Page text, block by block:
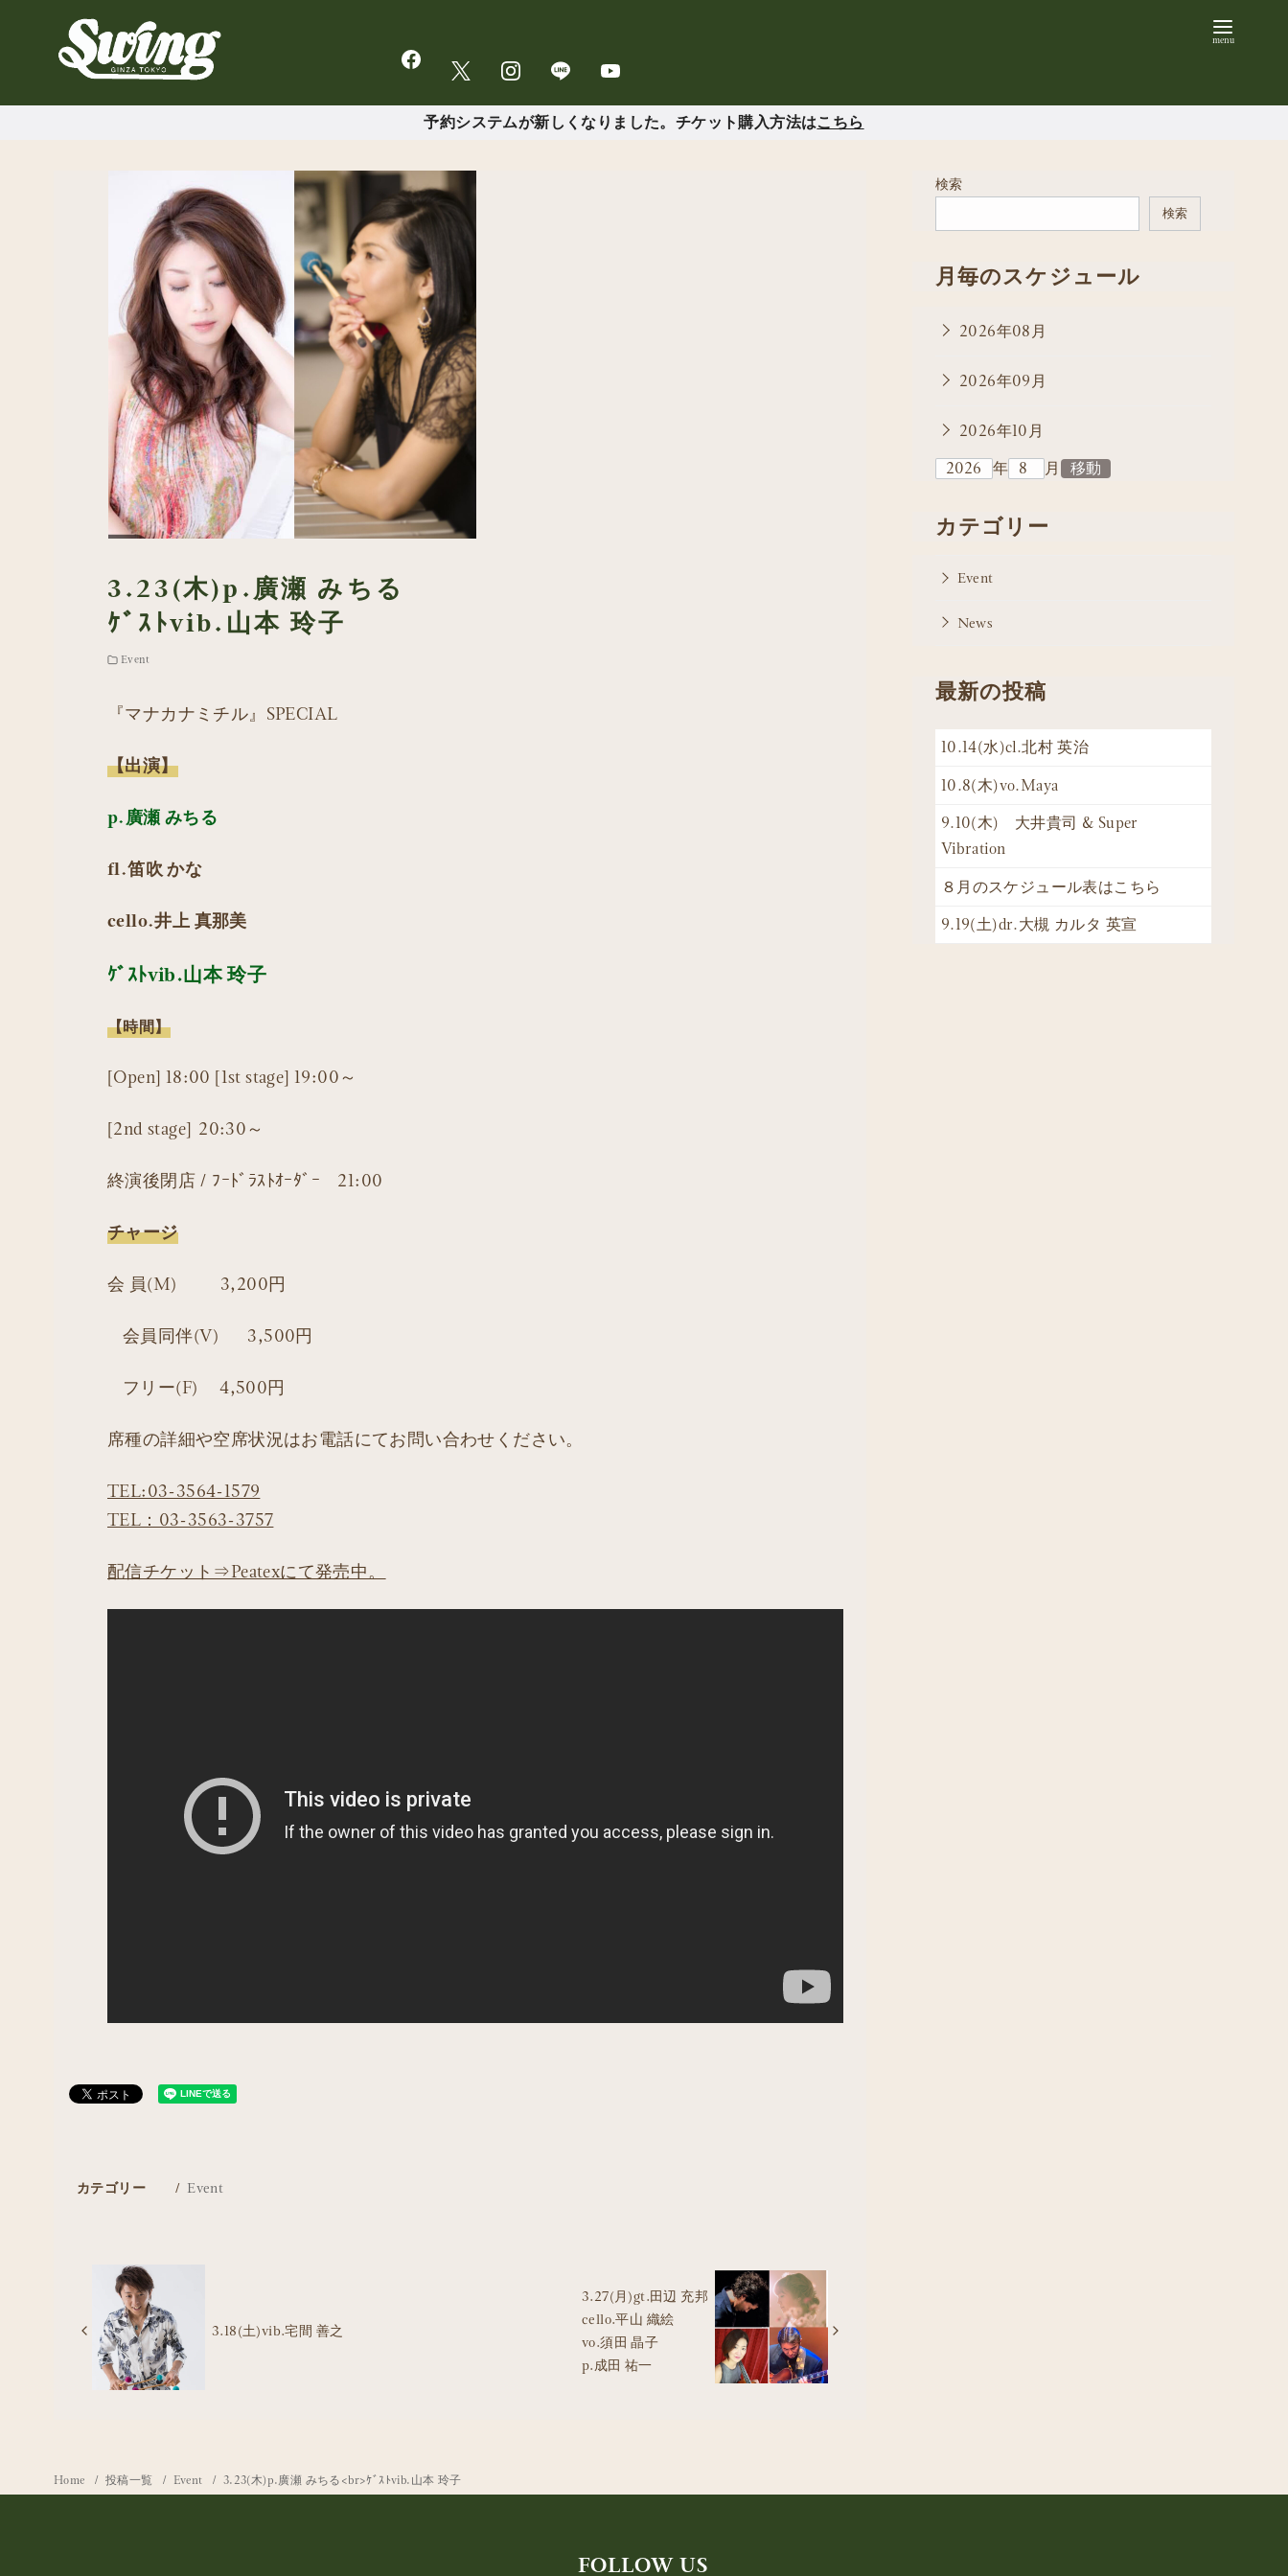
予約システムが新しくなりました。チケット購入方法はこちら
3.23(木)p.廣瀬 みちる
ｹﾞｽﾄvib.山本 玲子
Event
『マナカナミチル』SPECIAL
【出演】
p.廣瀬 みちる
fl.笛吹 かな
cello.井上 真那美
ｹﾞｽﾄvib.山本 玲子
【時間】
[Open] 18:00 [1st stage] 19:00～
[2nd stage] 20:30～
終演後閉店 / ﾌｰﾄﾞﾗｽﾄｵｰﾀﾞｰ 21:00
チャージ
会 員(M) 3,200円
会員同伴(V) 3,500円
フリー(F) 4,500円
席種の詳細や空席状況はお電話にてお問い合わせください。
TEL:03-3564-1579
TEL：03-3563-3757
配信チケット⇒Peatexにて発売中。
カテゴリー Event
3.18(土)vib.宅間 善之
3.27(月)gt.田辺 充邦
cello.平山 織絵
vo.須田 晶子
p.成田 祐一
検索
検索
月毎のスケジュール
2026年08月
2026年09月
2026年10月
年
月
カテゴリー
Event
News
最新の投稿
10.14(水)cl.北村 英治
10.8(木)vo.Maya
9.10(木) 大井貴司 & Super
Vibration
８月のスケジュール表はこちら
9.19(土)dr.大槻 カルタ 英宣
Home 投稿一覧 Event 3.23(木)p.廣瀬 みちる<br>ｹﾞｽﾄvib.山本 玲子
FOLLOW US